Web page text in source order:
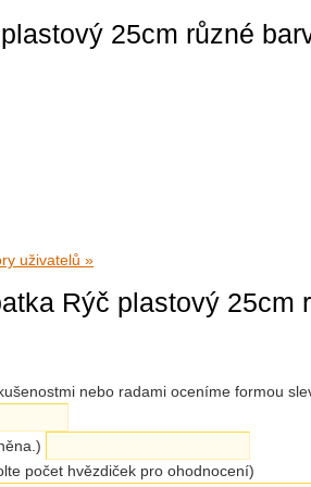
25cm různé
uživatelů »
Rýč plastový 25cm
nebo radami oceníme formou
počet hvězdiček pro ohodnocení)